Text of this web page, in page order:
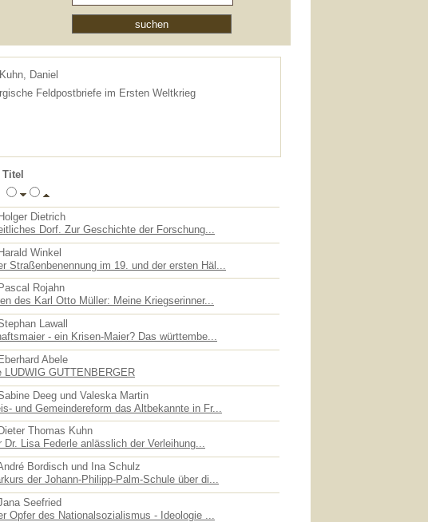
Daniel
Feldpostbriefe im Ersten Weltkrieg
Dietrich
Dorf. Zur Geschichte der Forschung...
Winkel
Straßenbenennung im 19. und der ersten Häl...
Rojahn
des Karl Otto Müller: Meine Kriegserinner...
Lawall
- ein Krisen-Maier? Das württembe...
Abele
LUDWIG GUTTENBERGER
Deeg und Valeska Martin
und Gemeindereform das Altbekannte in Fr...
Thomas Kuhn
Dr. Lisa Federle anlässlich der Verleihung...
Bordisch und Ina Schulz
der Johann-Philipp-Palm-Schule über di...
Seefried
Opfer des Nationalsozialismus - Ideologie ...